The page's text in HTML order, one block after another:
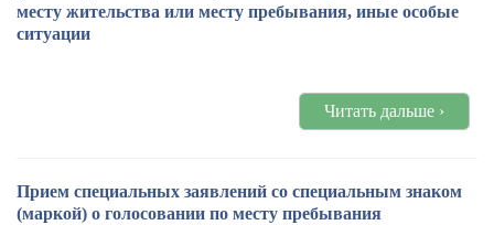
месту жительства или месту пребывания, иные особые
ситуации
Читать дальше ›
Прием специальных заявлений со специальным знаком
(маркой) о голосовании по месту пребывания